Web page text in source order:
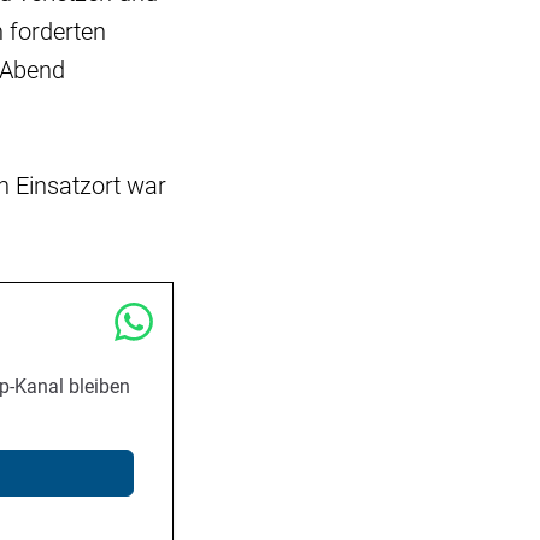
forderten
Einsatzort war
Kanal bleiben